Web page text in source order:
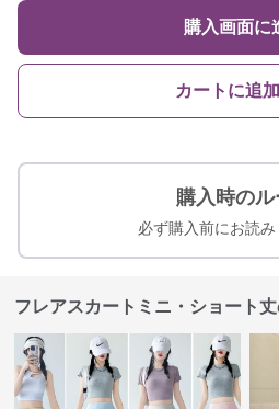
購入画面に
カートに追
購入時の
必ず購入前にお読み
フレアスカートミニ・ショート